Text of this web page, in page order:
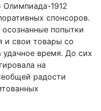
Олимпиада-1912
спонсоров.
попытки
и свои товары со
время. До сих
на
радости